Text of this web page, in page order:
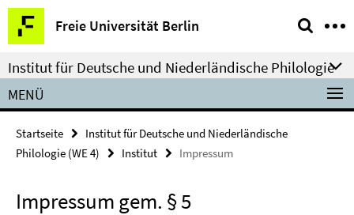
Springe
direkt
zu
Inhalt
Freie Universität Berlin
Service-
Navigation
Institut für Deutsche und Niederländische Philologie
MENÜ
Startseite
Institut für Deutsche und Niederländische
Philologie (WE 4)
Institut Impressum
Impressum gem. § 5